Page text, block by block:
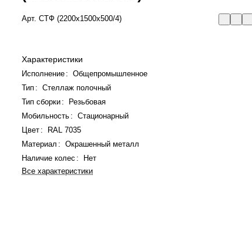
Арт.СТФ (2200x1500x500/4)
Характеристики
Исполнение :
Общепромышленное
Тип :
Стеллаж полочный
Тип сборки:
Резьбовая
Мобильность :
Стационарный
Цвет :
RAL 7035
Материал :
Окрашенный металл
Наличие колес :
Нет
Все характеристики